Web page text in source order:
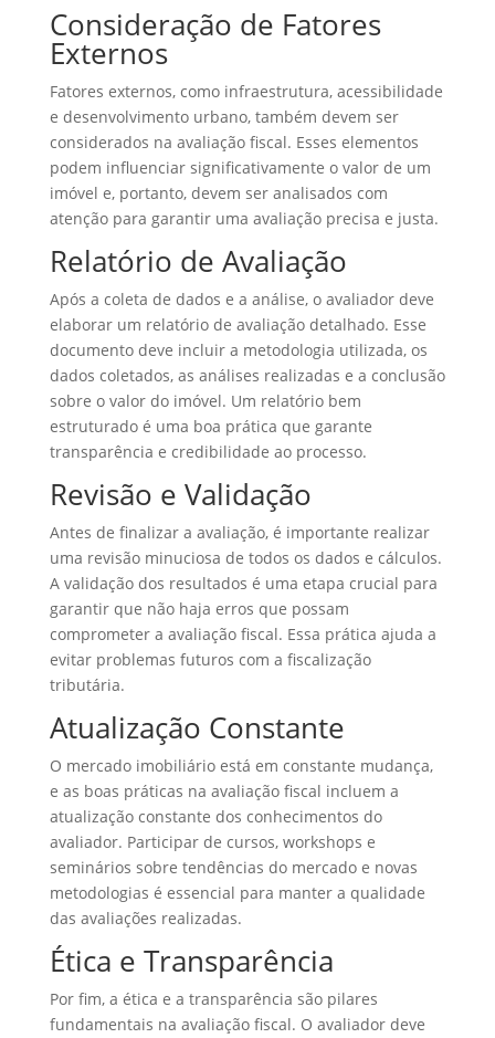
Consideração de Fatores
Externos
Fatores externos, como infraestrutura, acessibilidade
e desenvolvimento urbano, também devem ser
considerados na avaliação fiscal. Esses elementos
podem influenciar significativamente o valor de um
imóvel e, portanto, devem ser analisados com
atenção para garantir uma avaliação precisa e justa.
Relatório de Avaliação
Após a coleta de dados e a análise, o avaliador deve
elaborar um relatório de avaliação detalhado. Esse
documento deve incluir a metodologia utilizada, os
dados coletados, as análises realizadas e a conclusão
sobre o valor do imóvel. Um relatório bem
estruturado é uma boa prática que garante
transparência e credibilidade ao processo.
Revisão e Validação
Antes de finalizar a avaliação, é importante realizar
uma revisão minuciosa de todos os dados e cálculos.
A validação dos resultados é uma etapa crucial para
garantir que não haja erros que possam
comprometer a avaliação fiscal. Essa prática ajuda a
evitar problemas futuros com a fiscalização
tributária.
Atualização Constante
O mercado imobiliário está em constante mudança,
e as boas práticas na avaliação fiscal incluem a
atualização constante dos conhecimentos do
avaliador. Participar de cursos, workshops e
seminários sobre tendências do mercado e novas
metodologias é essencial para manter a qualidade
das avaliações realizadas.
Ética e Transparência
Por fim, a ética e a transparência são pilares
fundamentais na avaliação fiscal. O avaliador deve